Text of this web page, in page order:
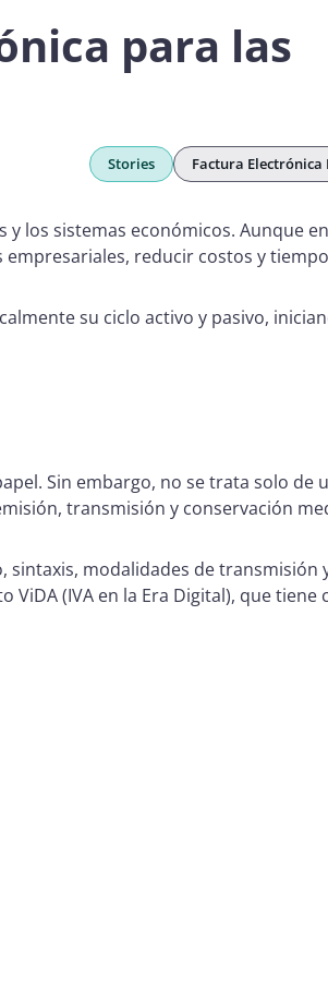
para las
Stories Factura Electrónica
los sistemas económicos. Aunque
reducir costos y
su ciclo activo y pasivo,
Sin embargo, no se trata solo de
transmisión y conservación
sintaxis, modalidades de transmisión
(IVA en la Era Digital), que tiene